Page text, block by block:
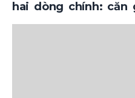
hai dòng chính: căn